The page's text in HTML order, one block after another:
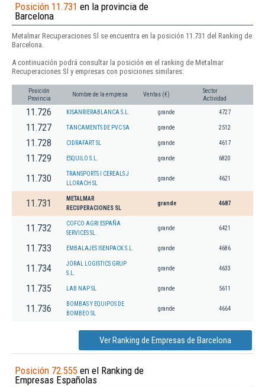
Posición 11.731 en la provincia de
Barcelona
Metalmar Recuperaciones Sl se encuentra en la posición 11.731 del Ranking de
Barcelona.
A continuación podrá consultar la posición en el ranking de Metalmar
Recuperaciones Sl y empresas con posiciones similares:
Posición
Provincia
Nombre de la empresa Ventas (€)
Sector
Actividad
11.726 KISANRIERABLANCA S.L. grande 4727
11.727 TANCAMENTS DE PVC SA grande 2512
11.728 CIDRAFART SL grande 4617
11.729 ESQUILO S.L. grande 6820
11.730
TRANSPORTS I CEREALS J
LLORACH SL
grande 4621
11.731
METALMAR
RECUPERACIONES SL
grande 4687
11.732
COFCO AGRI ESPAÑA
SERVICES SL.
grande 6421
11.733 EMBALAJES ISENPACK S.L. grande 4686
11.734
JORAL LOGISTICS GRUP
S.L.
grande 4633
11.735 LAB NAP SL grande 5611
11.736
BOMBAS Y EQUIPOS DE
BOMBEO SL
grande 4664
Ver Ranking de Empresas de Barcelona
Posición 72.555 en el Ranking de
Empresas Españolas